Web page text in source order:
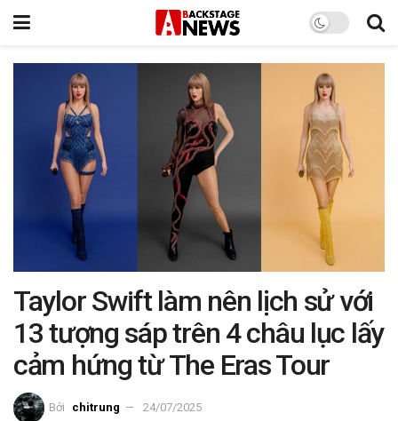
Taylor Swift làm nên lịch sử với
13 tượng sáp trên 4 châu lục lấy
cảm hứng từ The Eras Tour
Bởi chitrung 24/07/2025